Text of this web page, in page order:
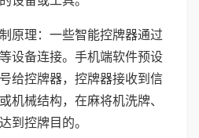
原理：一些智能控牌器通过
设备连接。手机端软件预设
给控牌器，控牌器接收到信
机械结构，在麻将机洗牌、
到控牌目的。